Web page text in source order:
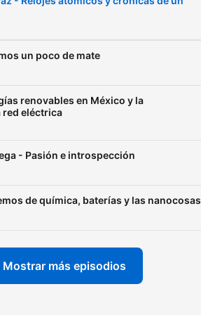
un poco de mate
renovables en México y la
red eléctrica
- Pasión e introspección
de química, baterías y las nanocosas
Mostrar más episodios